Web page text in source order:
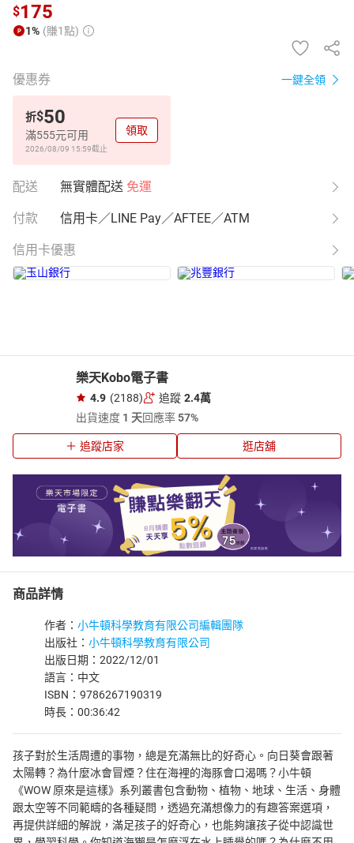
$175
1% (賺1點)
優惠券 一鍵全領
折$50
滿555元可用
2026/08/09 15:59截止
領取
配送 無實體配送 免運
付款 信用卡／LINE Pay／AFTEE／ATM
信用卡優惠
樂天Kobo電子書
4.9 (2188) 追蹤 2.4萬
出貨速度 1 天回應率57%
追蹤店家 逛店舖
商品詳情
作者： 小牛頓科學教育有限公司編輯團隊
出版社： 小牛頓科學教育有限公司
出版日期：2022/12/01
語言：中文
ISBN：9786267190319
時長：00:36:42
孩子對於生活周遭的事物，總是充滿無比的好奇心。向日葵會跟著
太陽轉？為什麼冰會冒煙？住在海裡的海豚會口渴嗎？小牛頓
《WOW 原來是這樣》系列叢書包含動物、植物、地球、生活、身體
跟太空等不同範疇的各種疑問，透過充滿想像力的有趣答案選項，
再提供詳細的解說，滿足孩子的好奇心，也能夠讓孩子從中認識世